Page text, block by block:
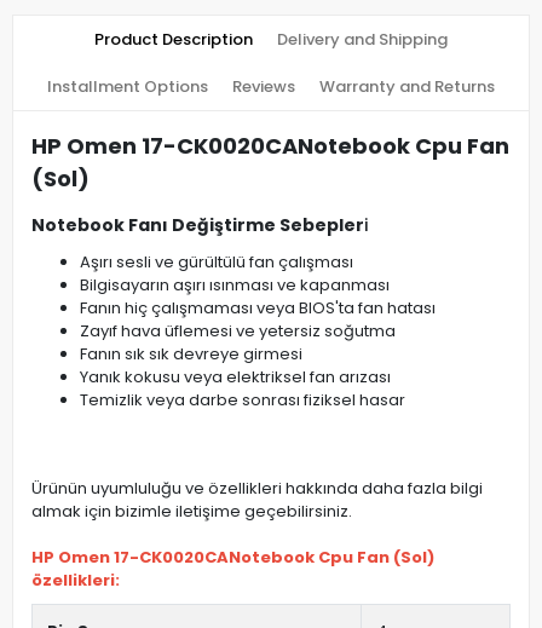
Product Description Delivery and Shipping
Installment Options Reviews Warranty and Returns
HP Omen 17-CK0020CANotebook Cpu Fan
(Sol)
Notebook Fanı Değiştirme Sebepleri
Aşırı sesli ve gürültülü fan çalışması
Bilgisayarın aşırı ısınması ve kapanması
Fanın hiç çalışmaması veya BIOS'ta fan hatası
Zayıf hava üflemesi ve yetersiz soğutma
Fanın sık sık devreye girmesi
Yanık kokusu veya elektriksel fan arızası
Temizlik veya darbe sonrası fiziksel hasar
Ürünün uyumluluğu ve özellikleri hakkında daha fazla bilgi
almak için bizimle iletişime geçebilirsiniz.
HP Omen 17-CK0020CANotebook Cpu Fan (Sol)
özellikleri: